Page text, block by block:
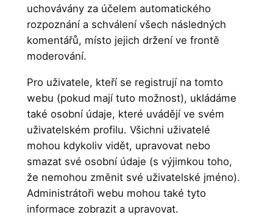
uchovávány za účelem automatického
rozpoznání a schválení všech následných
komentářů, místo jejich držení ve frontě
moderování.
Pro uživatele, kteří se registrují na tomto
webu (pokud mají tuto možnost), ukládáme
také osobní údaje, které uvádějí ve svém
uživatelském profilu. Všichni uživatelé
mohou kdykoliv vidět, upravovat nebo
smazat své osobní údaje (s výjimkou toho,
že nemohou změnit své uživatelské jméno).
Administrátoři webu mohou také tyto
informace zobrazit a upravovat.